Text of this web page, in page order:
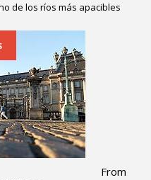
de los ríos más apacibles
From